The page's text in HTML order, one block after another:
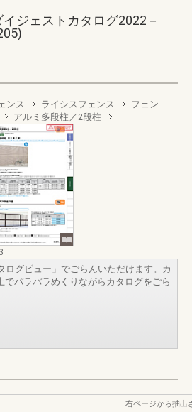
ジェストカタログ2022－
ンス ライシスフェンス
フェン
アルミ多段柱／2段柱
ログビュー」でごらんいただけます。カ
でパラパラめくりながらカタログをごら
右ページから抽出